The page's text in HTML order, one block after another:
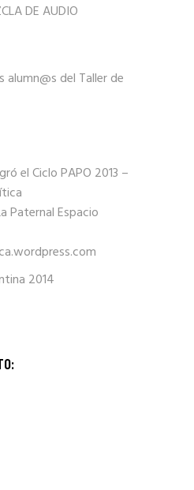
DE AUDIO
alumn@s del Taller de
el Ciclo PAPO 2013 –
Paternal Espacio
2014